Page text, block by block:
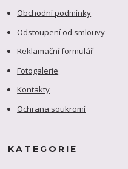
Obchodní podmínky
Odstoupení od smlouvy
Reklamační formulář
Fotogalerie
Kontakty
Ochrana soukromí
KATEGORIE